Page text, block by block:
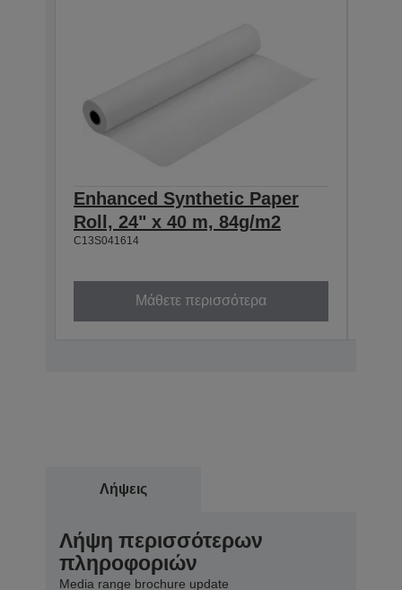
Enhanced Synthetic Paper
Roll, 24" x 40 m, 84g/m2
C13S041614
Μάθετε περισσότερα
Λήψεις
Λήψη περισσότερων
πληροφοριών
Media range brochure update